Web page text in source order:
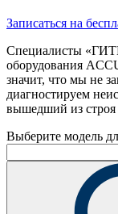
Записаться на
Специалисты
оборудования
значит, что мы не
диагностируем
вышедший из строя
Выберите модель